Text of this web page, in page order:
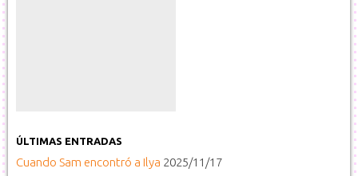
ÚLTIMAS ENTRADAS
Cuando Sam encontró a Ilya 2025/11/17